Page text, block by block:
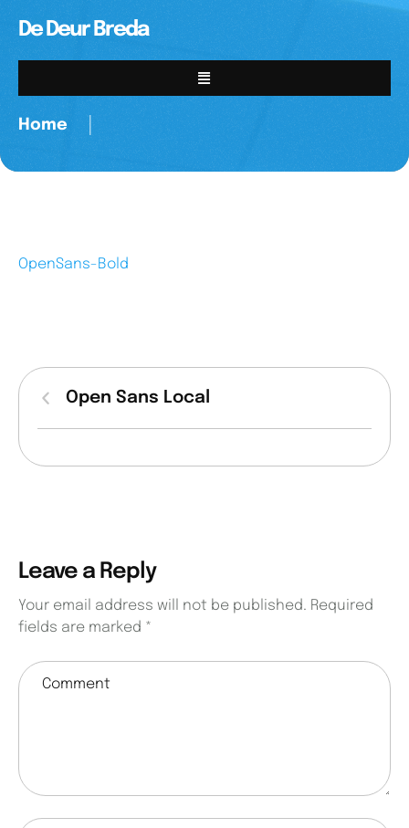
De Deur Breda
Home
OpenSans-Bold
Open Sans Local
Leave a Reply
Your email address will not be published. Required
fields are marked *